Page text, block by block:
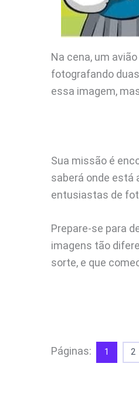
Na cena, um
fotografando
essa imagem,
Sua missão é
saberá onde está
entusiastas de
Prepare-se para
imagens tão
sorte, e que
Páginas: 1 2